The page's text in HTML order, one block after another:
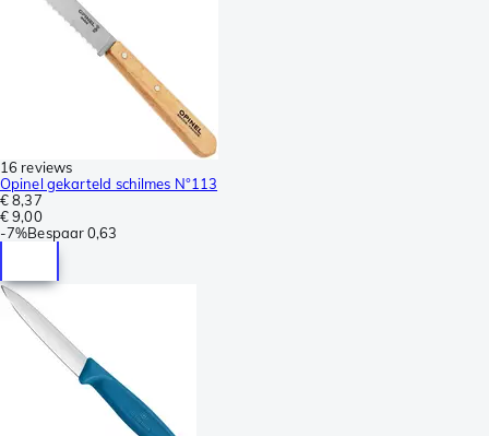
16 reviews
Opinel gekarteld schilmes N°113
€ 8,37
€ 9,00
-7%Bespaar0,63